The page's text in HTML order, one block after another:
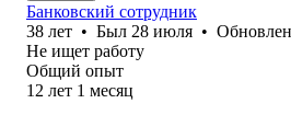
Банковский сотрудник
38 лет • Был 28 июля •
Не ищет работу
Общий опыт
12 лет 1 месяц